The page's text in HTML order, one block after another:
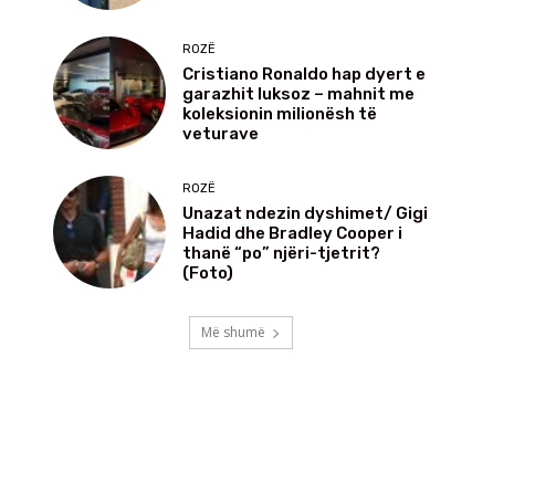
ROZË
Cristiano Ronaldo hap dyert e
garazhit luksoz – mahnit me
koleksionin milionësh të
veturave
ROZË
Unazat ndezin dyshimet/ Gigi
Hadid dhe Bradley Cooper i
thanë “po” njëri-tjetrit?
(Foto)
Më shumë